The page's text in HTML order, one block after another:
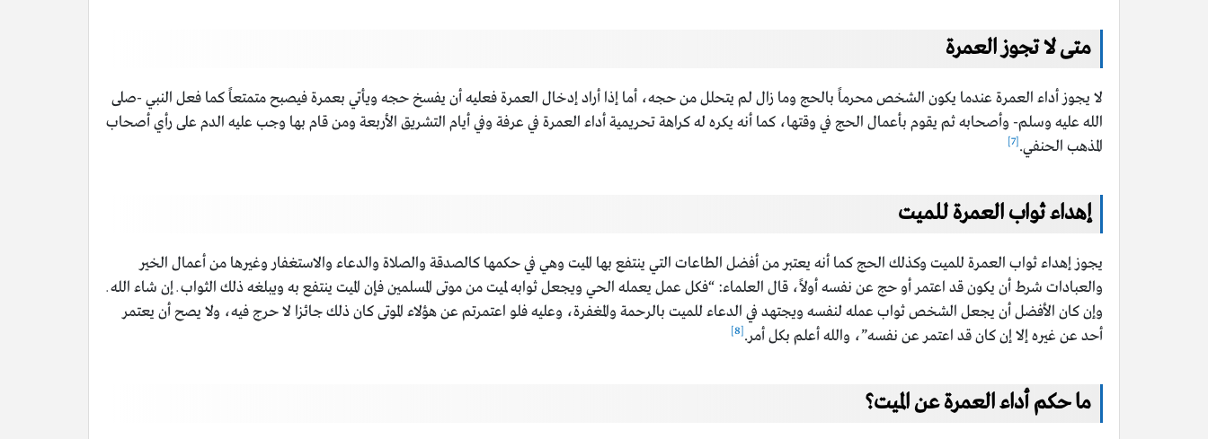
متى لا تجوز العمرة
لا يجوز أداء العمرة عندما يكون الشخص محرماً بالحج وما زال لم يتحلل من حجه، أما إذا أراد إدخال العمرة فعليه أن يفسخ حجه ويأتي بعمرة فيصبح متمتعاً كما فعل النبي -صلى
الله عليه وسلم- وأصحابه ثم يقوم بأعمال الحج في وقتها، كما أنه يكره له كراهة تحريمية أداء العمرة في عرفة وفي أيام التشريق الأربعة ومن قام بها وجب عليه الدم على رأي أصحاب
المذهب الحنفي.[7]
إهداء ثواب العمرة للميت
يجوز إهداء ثواب العمرة للميت وكذلك الحج كما أنه يعتبر من أفضل الطاعات التي ينتفع بها الميت وهي في حكمها كالصدقة والصلاة والدعاء والاستغفار وغيرها من أعمال الخير
والعبادات شرط أن يكون قد اعتمر أو حج عن نفسه أولاً، قال العلماء: “فكل عمل يعمله الحي ويجعل ثوابه لميت من موتى المسلمين فإن الميت ينتفع به ويبلغه ذلك الثواب ـ إن شاء الله ـ
وإن كان الأفضل أن يجعل الشخص ثواب عمله لنفسه ويجتهد في الدعاء للميت بالرحمة والمغفرة، وعليه فلو اعتمرتم عن هؤلاء الموتى كان ذلك جائزا لا حرج فيه، ولا يصح أن يعتمر
أحد عن غيره إلا إن كان قد اعتمر عن نفسه”، والله أعلم بكل أمر.[8]
ما حكم أداء العمرة عن الميت؟